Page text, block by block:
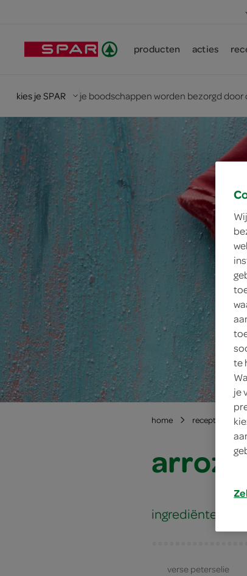
producten acties
kies je SPAR je boodschappen worden bezorgd door
home recepten
arroz
ingrediënten
verse peterselie
te
je